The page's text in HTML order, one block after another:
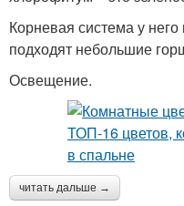
Корневая система у
подходят небольшие
Освещение.
читать дальше →